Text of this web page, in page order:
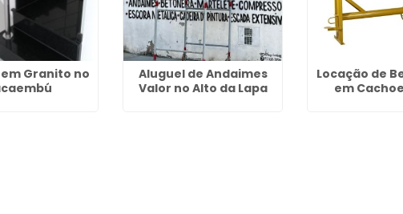
em Granito no
Aluguel de Andaimes
Valor no Alto da Lapa
Locação de
em